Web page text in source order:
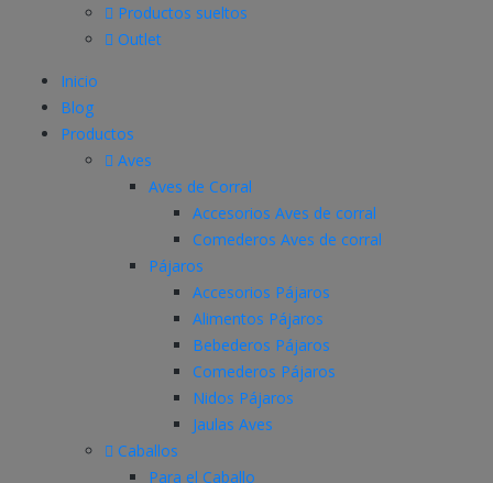
Productos sueltos
Outlet
Inicio
Blog
Productos
Aves
Aves de Corral
Accesorios Aves de corral
Comederos Aves de corral
Pájaros
Accesorios Pájaros
Alimentos Pájaros
Bebederos Pájaros
Comederos Pájaros
Nidos Pájaros
Jaulas Aves
Caballos
Para el Caballo